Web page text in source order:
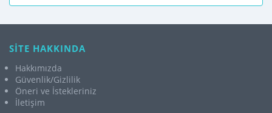
SİTE HAKKINDA
Hakkımızda
Güvenlik/Gizlilik
Öneri ve İstekleriniz
İletişim